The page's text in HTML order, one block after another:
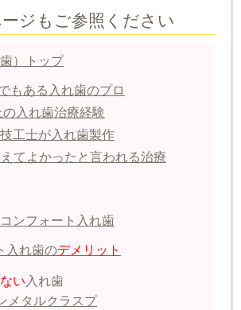
ジもご参照ください
）トップ
もある入れ歯のプロ
入れ歯治療経験
工士が入れ歯製作
てよかったと言われる治療
ンフォート入れ歯
入れ歯のデメリット
い入れ歯
メタルクラスプ